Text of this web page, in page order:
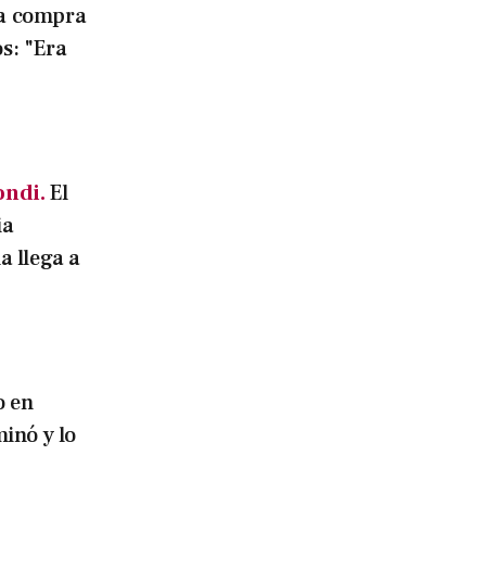
compra
"Era
El
llega a
en
y lo